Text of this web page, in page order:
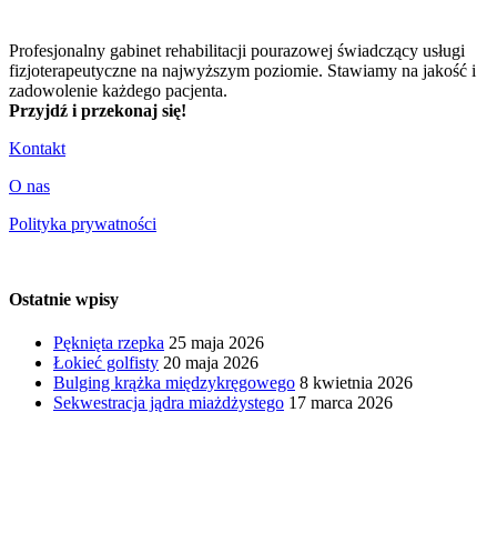
Profesjonalny gabinet rehabilitacji pourazowej świadczący usługi
fizjoterapeutyczne na najwyższym poziomie. Stawiamy na jakość i
zadowolenie każdego pacjenta.
Przyjdź i przekonaj się!
Kontakt
O nas
Polityka prywatności
Ostatnie wpisy
Pęknięta rzepka 25 maja 2026
Łokieć golfisty 20 maja 2026
Bulging krążka międzykręgowego 8 kwietnia 2026
Sekwestracja jądra miażdżystego 17 marca 2026